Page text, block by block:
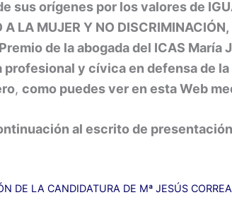
sus orígenes por los valores de
A LA MUJER Y NO
de la abogada del ICAS María
y cívica en defensa de
, como puedes ver en esta Web
al escrito de
DE LA CANDIDATURA DE Mª JESÚS